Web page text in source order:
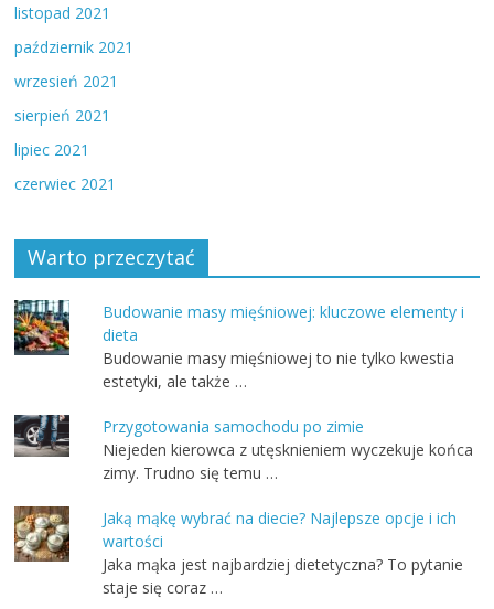
listopad 2021
październik 2021
wrzesień 2021
sierpień 2021
lipiec 2021
czerwiec 2021
Warto przeczytać
Budowanie masy mięśniowej: kluczowe elementy i
dieta
Budowanie masy mięśniowej to nie tylko kwestia
estetyki, ale także …
Przygotowania samochodu po zimie
Niejeden kierowca z utęsknieniem wyczekuje końca
zimy. Trudno się temu …
Jaką mąkę wybrać na diecie? Najlepsze opcje i ich
wartości
Jaka mąka jest najbardziej dietetyczna? To pytanie
staje się coraz …